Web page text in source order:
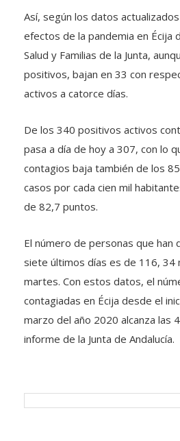
Así, según los datos
efectos de la pandemia en Écija
Salud y Familias de la Junta,
positivos, bajan en 33 con
activos a catorce días.
De los 340 positivos activos
pasa a día de hoy a 307, con lo
contagios baja también de los
casos por cada cien mil
de 82,7 puntos.
El número de personas que han
siete últimos días es de 116, 34
martes. Con estos datos, el
contagiadas en Écija desde el
marzo del año 2020 alcanza las
informe de la Junta de Andalucía.